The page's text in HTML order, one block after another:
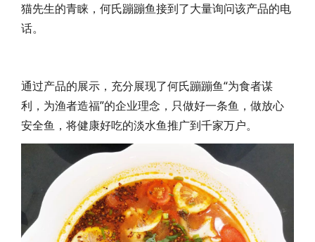
猫先生的青睐，何氏蹦蹦鱼接到了大量询问该产品的电
话。
通过产品的展示，充分展现了何氏蹦蹦鱼“为食者谋
利，为渔者造福”的企业理念，只做好一条鱼，做放心
安全鱼，将健康好吃的淡水鱼推广到千家万户。